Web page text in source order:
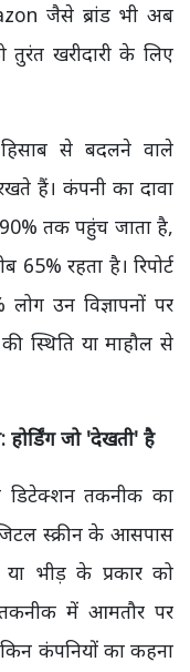
जैसे ब्रांड भी अब
तुरंत खरीदारी के लिए
से बदलने वाले
हैं। कंपनी का दावा
90% तक पहुंच जाता है,
65% रहता है। रिपोर्ट
उन विज्ञापनों पर
स्थिति या माहौल से
जो 'देखती' है
तकनीक का
स्क्रीन के आसपास
भीड़ के प्रकार को
में आमतौर पर
कंपनियों का कहना